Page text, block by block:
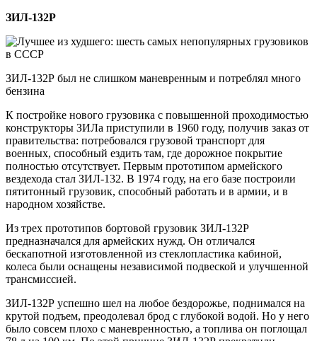
ЗИЛ-132Р
ЗИЛ-132Р был не слишком маневренным и потреблял много
бензина
К постройке нового грузовика с повышенной проходимостью
конструкторы ЗИЛа приступили в 1960 году, получив заказ от
правительства: потребовался грузовой транспорт для
военных, способный ездить там, где дорожное покрытие
полностью отсутствует. Первым прототипом армейского
вездехода стал ЗИЛ-132. В 1974 году, на его базе построили
пятитонный грузовик, способный работать и в армии, и в
народном хозяйстве.
Из трех прототипов бортовой грузовик ЗИЛ-132Р
предназначался для армейских нужд. Он отличался
бескапотной изготовленной из стеклопластика кабиной,
колеса были оснащены независимой подвеской и улучшенной
трансмиссией.
ЗИЛ-132Р успешно шел на любое бездорожье, поднимался на
крутой подъем, преодолевал брод с глубокой водой. Но у него
было совсем плохо с маневренностью, а топлива он поглощал